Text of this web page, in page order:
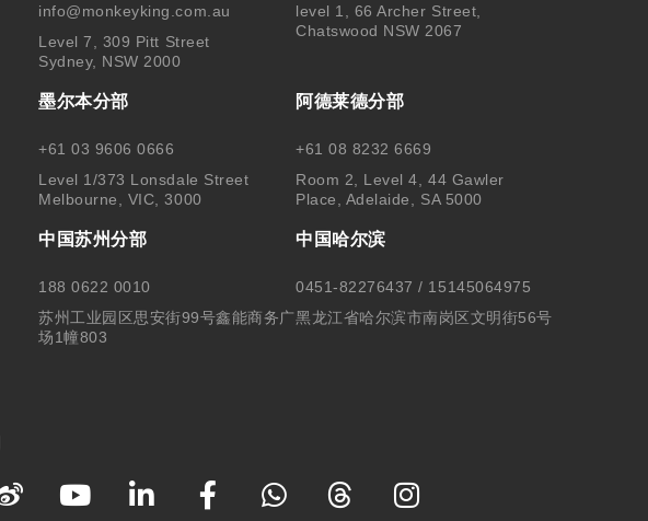
info@monkeyking.com.au
Level 7, 309 Pitt Street
Sydney, NSW 2000
level 1, 66 Archer Street,
Chatswood NSW 2067
墨尔本分部
+61 03 9606 0666
Level 1/373 Lonsdale Street
Melbourne, VIC, 3000
阿德莱德分部
+61 08 8232 6669
Room 2, Level 4, 44 Gawler
Place, Adelaide, SA 5000
中国苏州分部
188 0622 0010
苏州工业园区思安街99号鑫能商务广
场1幢803
中国哈尔滨
0451-82276437 / 15145064975
黑龙江省哈尔滨市南岗区文明街56号